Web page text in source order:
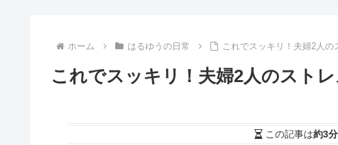
ホーム はるゆうの日常 これでスッキリ！夫婦2人の
これでスッキリ！夫婦2人のストレ
この記事は約3分